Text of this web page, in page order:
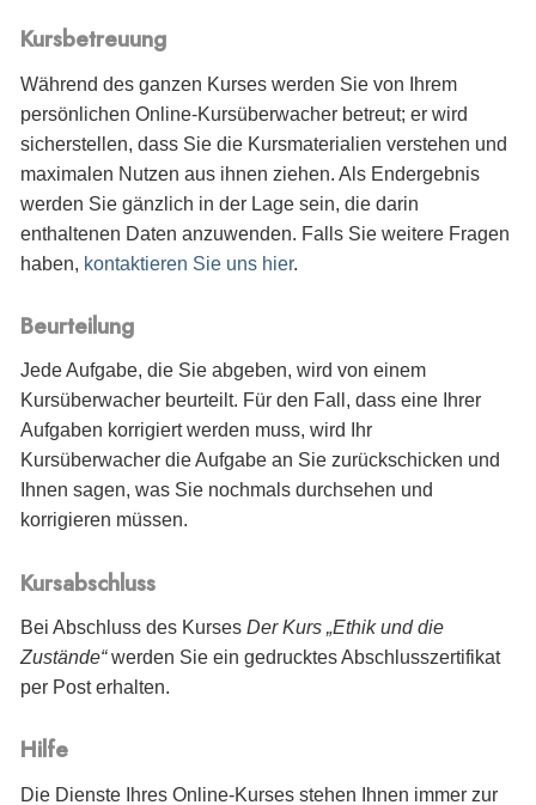
Kursbetreuung
Während des ganzen Kurses werden Sie von Ihrem
persönlichen Online-Kursüberwacher betreut; er wird
sicherstellen, dass Sie die Kursmaterialien verstehen und
maximalen Nutzen aus ihnen ziehen. Als Endergebnis
werden Sie gänzlich in der Lage sein, die darin
enthaltenen Daten anzuwenden. Falls Sie weitere Fragen
haben, kontaktieren Sie uns hier.
Beurteilung
Jede Aufgabe, die Sie abgeben, wird von einem
Kursüberwacher beurteilt. Für den Fall, dass eine Ihrer
Aufgaben korrigiert werden muss, wird Ihr
Kursüberwacher die Aufgabe an Sie zurückschicken und
Ihnen sagen, was Sie nochmals durchsehen und
korrigieren müssen.
Kursabschluss
Bei Abschluss des Kurses Der Kurs „Ethik und die
Zustände“werden Sie ein gedrucktes Abschlusszertifikat
per Post erhalten.
Hilfe
Die Dienste Ihres Online-Kurses stehen Ihnen immer zur